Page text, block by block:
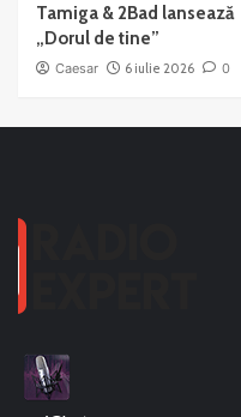
Tamiga & 2Bad lansează
„Dorul de tine”
Caesar 6 iulie 2026 0